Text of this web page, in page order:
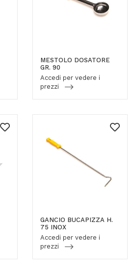
MESTOLO DOSATORE
GR. 90
Accedi per vedere i
prezzi
GANCIO BUCAPIZZA H.
75 INOX
Accedi per vedere i
prezzi